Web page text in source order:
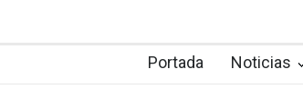
Portada Noticias